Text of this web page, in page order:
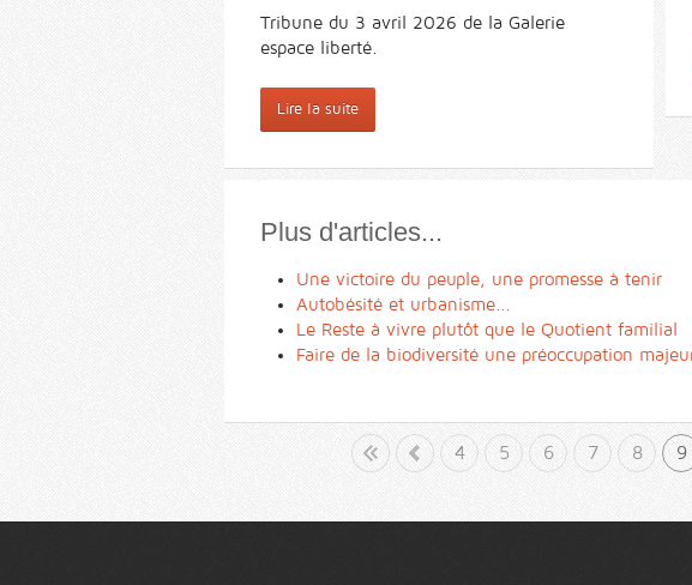
Tribune du 3 avril 2026 de la Galerie
espace liberté.
Lire la suite
Plus d'articles...
Une victoire du peuple, une promesse à tenir
Autobésité et urbanisme...
Le Reste à vivre plutôt que le Quotient familial
Faire de la biodiversité une préoccupation
« 4 5 6 7 8 9